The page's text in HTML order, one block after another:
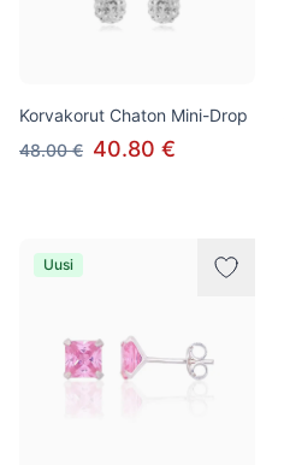
Korvakorut Chaton Mini-Drop
48.00 € 40.80 €
Uusi